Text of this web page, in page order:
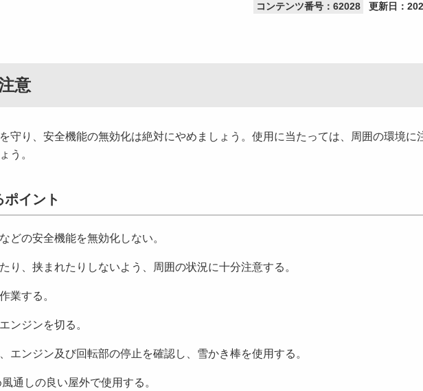
コンテンツ番号：62028 更新日：
意
守り、安全機能の無効化は絶対にやめましょう。使用に当たっては、周囲の環境に
う。
イント
どの安全機能を無効化しない。
り、挟まれたりしないよう、周囲の状況に十分注意する。
業する。
ンジンを切る。
エンジン及び回転部の停止を確認し、雪かき棒を使用する。
通しの良い屋外で使用する。